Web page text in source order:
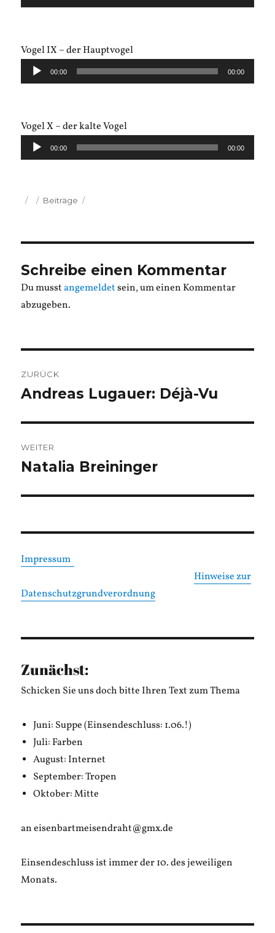
Player
Vogel IX – der Hauptvogel
Audio-
Player
00:00 00:00
Vogel X – der kalte Vogel
Audio-
Player
00:00 00:00
Veröffentlicht
Kategorien
Beiträge
Schreibe einen Kommentar
Du musstangemeldetsein, um einen Kommentar
abzugeben.
ZURÜCK
Vorheriger
Andreas Lugauer: Déjà-Vu
WEITER
Nächster
Natalia Breininger
Impressum
Hinweise zur
Datenschutzgrundverordnung
Zunächst:
Schicken Sie uns doch bitte Ihren Text zum Thema
Juni: Suppe (Einsendeschluss: 1.06.!)
Juli: Farben
August: Internet
September: Tropen
Oktober: Mitte
an eisenbartmeisendraht@gmx.de
Einsendeschluss ist immer der 10. des jeweiligen
Monats.